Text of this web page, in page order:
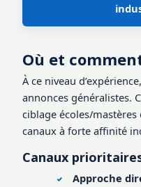
Où et
À ce niveau
annonces généralistes.
ciblage écoles/
canaux à forte affinité
Canaux
Approche